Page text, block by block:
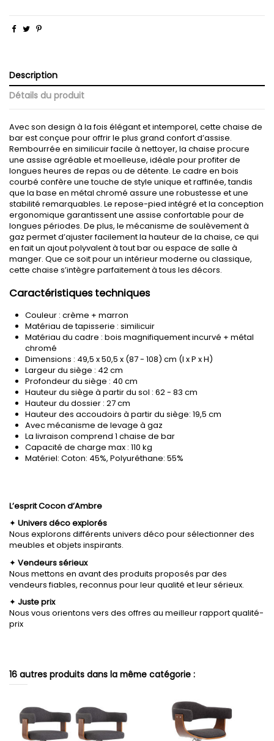
Description
Détails du produit
Avec son design à la fois élégant et intemporel, cette chaise de
bar est conçue pour offrir le plus grand confort d’assise.
Rembourrée en similicuir facile à nettoyer, la chaise procure
une assise agréable et moelleuse, idéale pour profiter de
longues heures de repas ou de détente. Le cadre en bois
courbé confère une touche de style unique et raffinée, tandis
que la base en métal chromé assure une robustesse et une
stabilité remarquables. Le repose-pied intégré et la conception
ergonomique garantissent une assise confortable pour de
longues périodes. De plus, le mécanisme de soulèvement à
gaz permet d’ajuster facilement la hauteur de la chaise, ce qui
en fait un ajout polyvalent à tout bar ou espace de salle à
manger. Que ce soit pour un intérieur moderne ou classique,
cette chaise s’intègre parfaitement à tous les décors.
Caractéristiques techniques
Couleur : crème + marron
Matériau de tapisserie : similicuir
Matériau du cadre : bois magnifiquement incurvé + métal
chromé
Dimensions : 49,5 x 50,5 x (87 - 108) cm (l x P x H)
Largeur du siège : 42 cm
Profondeur du siège : 40 cm
Hauteur du siège à partir du sol : 62 - 83 cm
Hauteur du dossier : 27 cm
Hauteur des accoudoirs à partir du siège: 19,5 cm
Avec mécanisme de levage à gaz
La livraison comprend 1 chaise de bar
Capacité de charge max : 110 kg
Matériel: Coton: 45%, Polyuréthane: 55%
L’esprit Cocon d’Ambre
✦ Univers déco explorés
Nous explorons différents univers déco pour sélectionner des
meubles et objets inspirants.
✦ Vendeurs sérieux
Nous mettons en avant des produits proposés par des
vendeurs fiables, reconnus pour leur qualité et leur sérieux.
✦ Juste prix
Nous vous orientons vers des offres au meilleur rapport qualité-
prix
16 autres produits dans la même catégorie :